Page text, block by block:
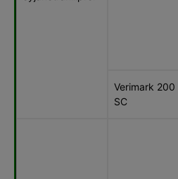
Verimark 200
SC